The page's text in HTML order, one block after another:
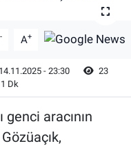
- A+
14.11.2025 - 23:30
23
Dk
genci aracının